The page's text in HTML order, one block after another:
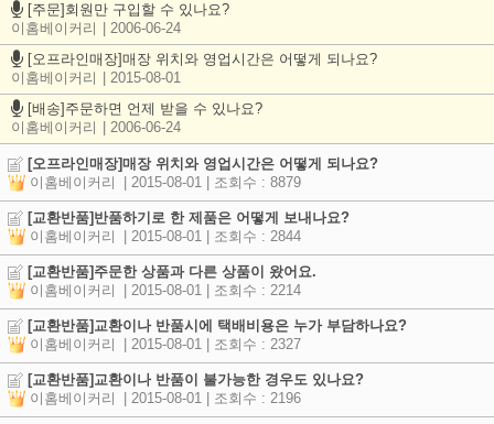
[주문]회원만 구입할 수 있나요?
이홈베이커리
| 2006-06-24
[오프라인매장]매장 위치와 영업시간은 어떻게 되나요?
이홈베이커리
| 2015-08-01
[배송]주문하면 언제 받을 수 있나요?
이홈베이커리
| 2006-06-24
[오프라인매장]매장 위치와 영업시간은 어떻게 되나요?
이홈베이커리
| 2015-08-01 | 조회수 : 8879
[교환반품]반품하기로 한 제품은 어떻게 보내나요?
이홈베이커리
| 2015-08-01 | 조회수 : 2844
[교환반품]주문한 상품과 다른 상품이 왔어요.
이홈베이커리
| 2015-08-01 | 조회수 : 2214
[교환반품]교환이나 반품시에 택배비용은 누가 부담하나요?
이홈베이커리
| 2015-08-01 | 조회수 : 2327
[교환반품]교환이나 반품이 불가능한 경우도 있나요?
이홈베이커리
| 2015-08-01 | 조회수 : 2196